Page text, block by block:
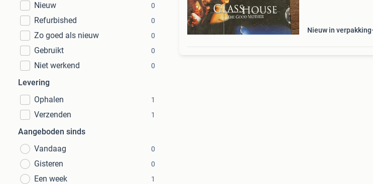
Nieuw
0
Refurbished 0
Zo goed als nieuw 0
Gebruikt 0
Niet werkend 0
Levering
Ophalen
1
Verzenden 1
Aangeboden sinds
Vandaag
0
Gisteren 0
Een week 1
Nieuw in verpakking